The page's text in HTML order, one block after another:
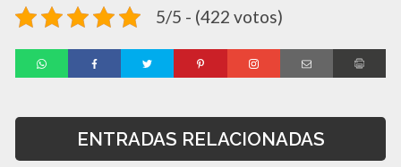
5/5 - (422 votos)
ENTRADAS RELACIONADAS